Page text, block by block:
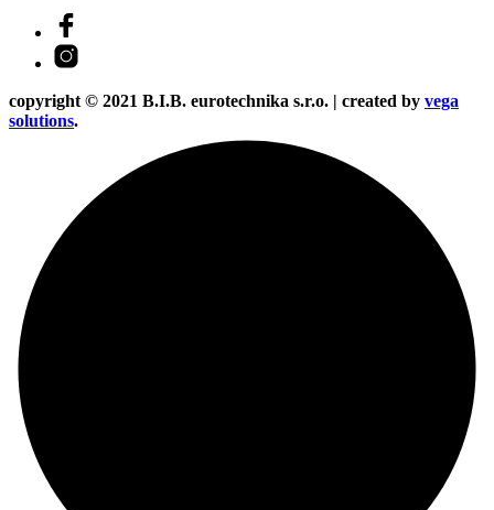
copyright © 2021 B.I.B. eurotechnika s.r.o. | created by vega
solutions.